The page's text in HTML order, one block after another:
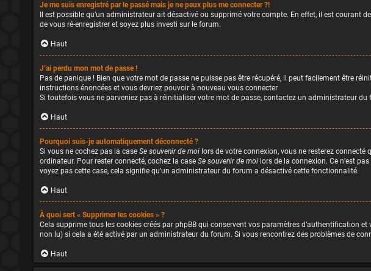
Je me suis enregistré par le passé mais je ne peux plus me connecter ?!
Il est possible qu’un administrateur ait désactivé ou supprimé votre compte. En effet, il est
de vous ré-enregistrer et soyez plus investi sur le forum.
Haut
J’ai perdu mon mot de passe !
Pas de panique ! Bien que votre mot de passe ne puisse pas être récupéré, il peut facilement être
instructions énoncées et vous devriez pouvoir à nouveau vous connecter.
Si toutefois vous ne parveniez pas à réinitialiser votre mot de passe, contactez un administrateur du
Haut
Pourquoi suis-je automatiquement déconnecté ?
Si vous ne cochez pas la case Se souvenir de moi lors de votre connexion, vous ne resterez
ordinateur. Pour rester connecté, cochez la case Se souvenir de moi lors de la connexion. Ce n’est
voyez pas cette case, cela signifie qu’un administrateur du forum a désactivé cette fonctionnalité.
Haut
À quoi sert « Supprimer les cookies » ?
Cela supprime tous les cookies créés par phpBB qui conservent vos paramètres d’authentification
non lu) si cela a été activé par un administrateur du forum. Si vous rencontrez des problèmes de
Haut